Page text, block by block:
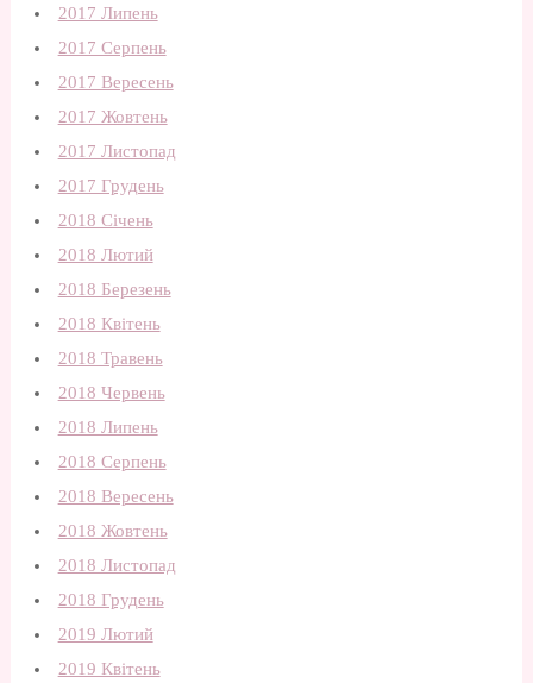
2017 Липень
2017 Серпень
2017 Вересень
2017 Жовтень
2017 Листопад
2017 Грудень
2018 Січень
2018 Лютий
2018 Березень
2018 Квітень
2018 Травень
2018 Червень
2018 Липень
2018 Серпень
2018 Вересень
2018 Жовтень
2018 Листопад
2018 Грудень
2019 Лютий
2019 Квітень